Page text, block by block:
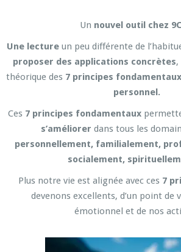
Un nouvel outil chez
Une lecture un peu différente de
proposer des applications concrètes,
théorique des 7 principes
personnel.
Ces 7 principes fondamentaux
s’améliorer dans tous les
personnellement, familialement,
socialement,
Plus notre vie est alignée avec ces 7
devenons excellents, d’un point de
émotionnel et de nos